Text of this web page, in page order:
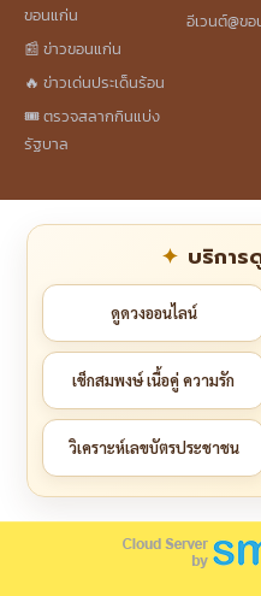
ขอนแก่น
📰 ข่าวขอนแก่น
🔥 ข่าวเด่นประเด็นร้อน
🎟️ ตรวจสลากกินแบ่ง
รัฐบาล
อีเวนต์@ข
บริการ
ดูดวงออนไลน์
เช็กสมพงษ์ เนื้อคู่ ความรัก
วิเคราะห์เลขบัตรประชาชน